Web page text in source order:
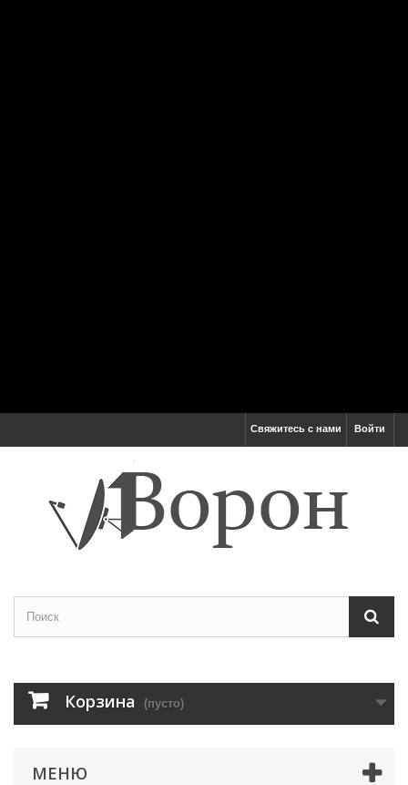
Войти
Свяжитесь с нами
Корзина (пусто)
МЕНЮ